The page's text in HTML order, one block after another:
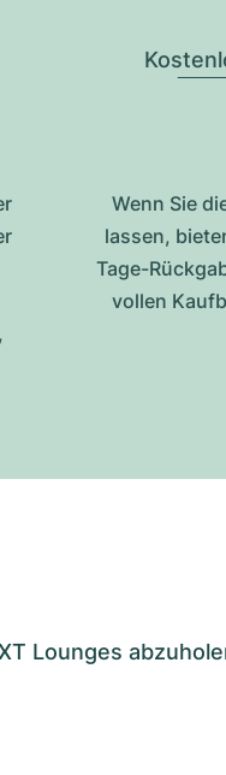
Wenn Sie
lassen,
Tage-
vollen
Lounges